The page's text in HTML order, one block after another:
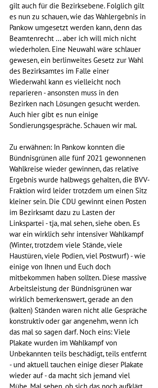
gilt auch für die Bezirksebene. Folglich gilt
es nun zu schauen, wie das Wahlergebnis in
Pankow umgesetzt werden kann, denn das
Beamtenrecht ... aber ich will mich nicht
wiederholen. Eine Neuwahl wäre schlauer
gewesen, ein berlinweites Gesetz zur Wahl
des Bezirksamtes im Falle einer
Wiederwahl kann es vielleicht noch
reparieren - ansonsten muss in den
Bezirken nach Lösungen gesucht werden.
Auch hier gibt es nun einige
Sondierungsgespräche. Schauen wir mal.
Zu erwähnen: In Pankow konnten die
Bündnisgrünen alle fünf 2021 gewonnenen
Wahlkreise wieder gewinnen, das relative
Ergebnis wurde halbwegs gehalten, die BVV-
Fraktion wird leider trotzdem um einen Sitz
kleiner sein. Die CDU gewinnt einen Posten
im Bezirksamt dazu zu Lasten der
Linkspartei - tja, mal sehen, siehe oben. Es
war ein wirklich sehr intensiver Wahlkampf
(Winter, trotzdem viele Stände, viele
Haustüren, viele Podien, viel Postwurf) - wie
einige von Ihnen und Euch doch
mitbekommen haben sollten. Diese massive
Arbeitsleistung der Bündnisgrünen war
wirklich bemerkenswert, gerade an den
(kalten) Ständen waren nicht alle Gespräche
konstruktiv oder gar angenehm, wenn ich
das mal so sagen darf. Noch eins: Viele
Plakate wurden im Wahlkampf von
Unbekannten teils beschädigt, teils entfernt
- und aktuell tauchen einige dieser Plakate
wieder auf - da macht sich jemand viel